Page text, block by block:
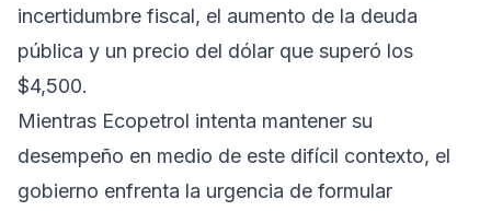
incertidumbre fiscal, el aumento de la deuda
pública y un precio del dólar que superó los
$4,500.
Mientras Ecopetrol intenta mantener su
desempeño en medio de este difícil contexto, el
gobierno enfrenta la urgencia de formular